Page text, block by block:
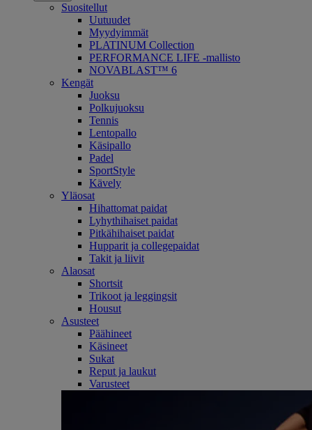
Suositellut
Uutuudet
Myydyimmät
PLATINUM Collection
PERFORMANCE LIFE -mallisto
NOVABLAST™ 6
Kengät
Juoksu
Polkujuoksu
Tennis
Lentopallo
Käsipallo
Padel
SportStyle
Kävely
Yläosat
Hihattomat paidat
Lyhythihaiset paidat
Pitkähihaiset paidat
Hupparit ja collegepaidat
Takit ja liivit
Alaosat
Shortsit
Trikoot ja leggingsit
Housut
Asusteet
Päähineet
Käsineet
Sukat
Reput ja laukut
Varusteet